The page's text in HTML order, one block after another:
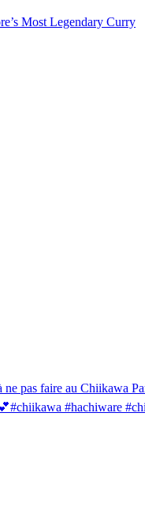
Most Legendary Curry
pas faire au Chiikawa
#hachiware